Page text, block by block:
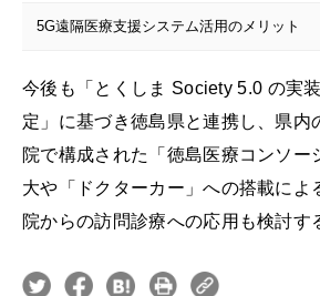
5G遠隔医療支援システム活用のメリット
今後も「とくしま Society 5.0 の実
定」に基づき徳島県と連携し、県内
院で構成された「徳島医療コンソー
大や「ドクターカー」への搭載によ
院からの訪問診療への応用も検討す